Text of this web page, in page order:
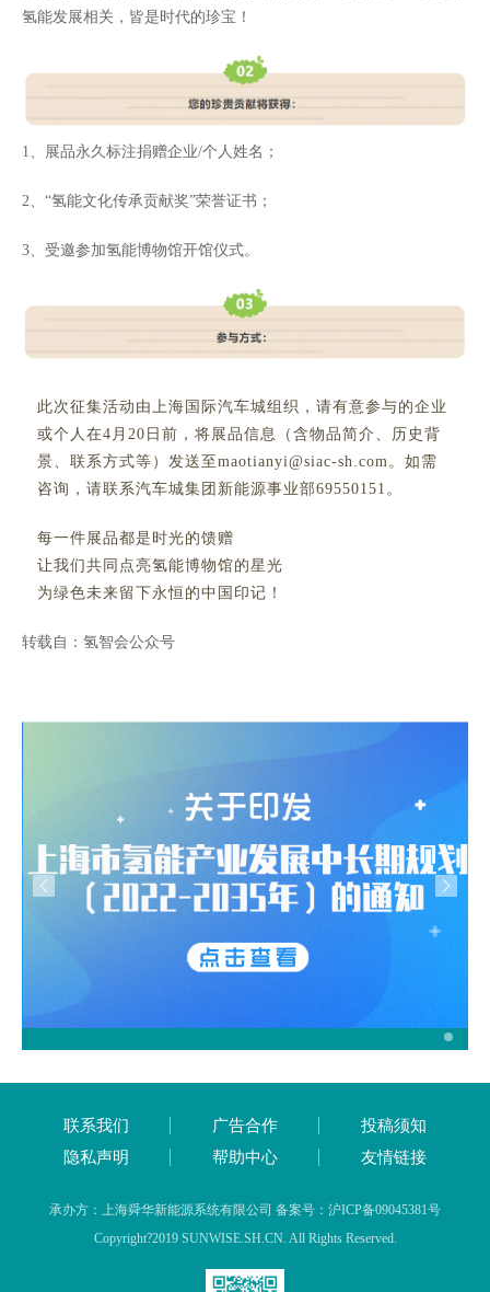
氢能发展相关，皆是时代的珍宝！
1、展品永久标注捐赠企业/个人姓名；
2、“氢能文化传承贡献奖”荣誉证书；
3、受邀参加氢能博物馆开馆仪式。
此次征集活动由上海国际汽车城组织，请有意参与的企业
或个人在4月20日前，将展品信息（含物品简介、历史背
景、联系方式等）发送至maotianyi@siac-sh.com。如需
咨询，请联系汽车城集团新能源事业部69550151。
每一件展品都是时光的馈赠
让我们共同点亮氢能博物馆的星光
为绿色未来留下永恒的中国印记！
转载自：氢智会公众号
联系我们 广告合作
投稿须知
隐私声明
帮助中心 友情链接
承办方：上海舜华新能源系统有限公司 备案号：沪ICP备09045381号
Copyright?2019 SUNWISE.SH.CN. All Rights Reserved.